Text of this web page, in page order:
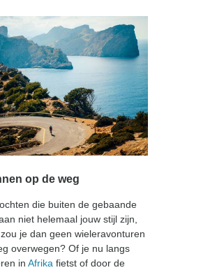
op de weg
die buiten de gebaande
niet helemaal jouw stijl zijn,
je dan geen wieleravonturen
overwegen? Of je nu langs
in Afrika fietst of door de